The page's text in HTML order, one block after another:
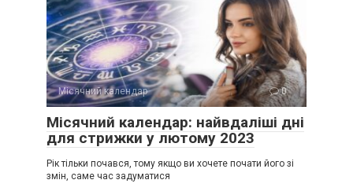
Місячний календар 0
Місячний календар: найвдаліші дні
для стрижки у лютому 2023
Рік тільки почався, тому якщо ви хочете почати його зі
змін, саме час задуматися